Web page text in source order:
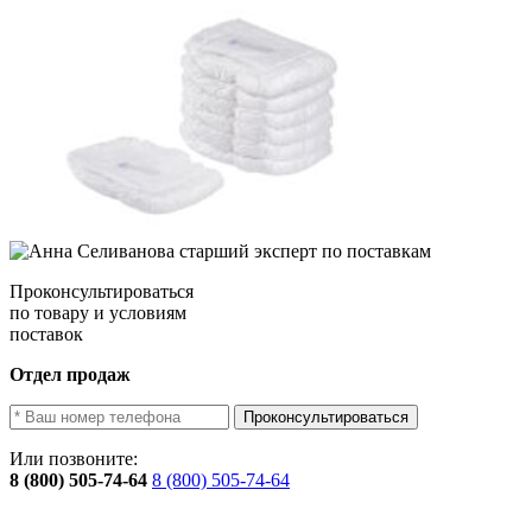
Проконсультироваться
по товару и условиям
поставок
Отдел продаж
Проконсультироваться
Или позвоните:
8 (800) 505-74-64 8 (800) 505-74-64